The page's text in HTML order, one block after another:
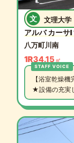
文 文理大学
アルバ カーサ
八万町川南
1R34.15 ㎡
【浴室乾燥
★設備の充実